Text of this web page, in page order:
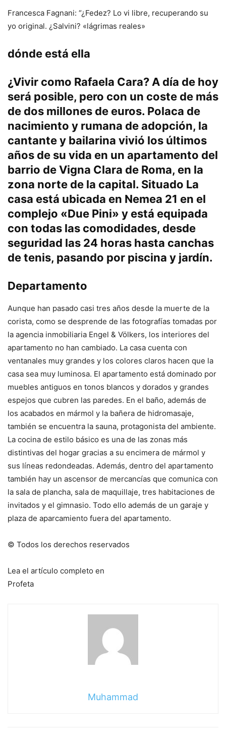
Francesca Fagnani: “¿Fedez? Lo vi libre, recuperando su
yo original. ¿Salvini? «lágrimas reales»
dónde está ella
¿Vivir como Rafaela Cara? A día de hoy
será posible, pero con un coste de más
de dos millones de euros. Polaca de
nacimiento y rumana de adopción, la
cantante y bailarina vivió los últimos
años de su vida en un apartamento del
barrio de Vigna Clara de Roma, en la
zona norte de la capital. Situado La
casa está ubicada en Nemea 21 en el
complejo «Due Pini» y está equipada
con todas las comodidades, desde
seguridad las 24 horas hasta canchas
de tenis, pasando por piscina y jardín.
Departamento
Aunque han pasado casi tres años desde la muerte de la
corista, como se desprende de las fotografías tomadas por
la agencia inmobiliaria Engel & Völkers, los interiores del
apartamento no han cambiado. La casa cuenta con
ventanales muy grandes y los colores claros hacen que la
casa sea muy luminosa. El apartamento está dominado por
muebles antiguos en tonos blancos y dorados y grandes
espejos que cubren las paredes. En el baño, además de
los acabados en mármol y la bañera de hidromasaje,
también se encuentra la sauna, protagonista del ambiente.
La cocina de estilo básico es una de las zonas más
distintivas del hogar gracias a su encimera de mármol y
sus líneas redondeadas. Además, dentro del apartamento
también hay un ascensor de mercancías que comunica con
la sala de plancha, sala de maquillaje, tres habitaciones de
invitados y el gimnasio. Todo ello además de un garaje y
plaza de aparcamiento fuera del apartamento.
© Todos los derechos reservados
Lea el artículo completo en
Profeta
Muhammad